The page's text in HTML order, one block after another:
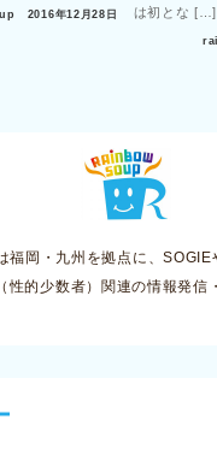
2016年12月28日
は初とな […]
福岡・九州を拠点に、SOGIE
性的少数者）関連の情報発信